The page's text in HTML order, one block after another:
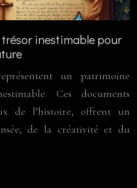
inestimable pour
un patrimoine
Ces documents
de l’histoire, offrent un
de la créativité et du